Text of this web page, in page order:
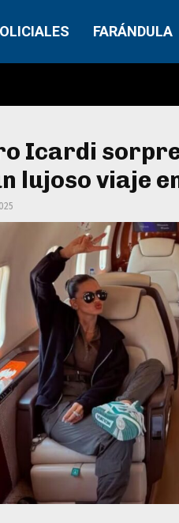
FARÁNDULA
Icardi
lujoso viaje